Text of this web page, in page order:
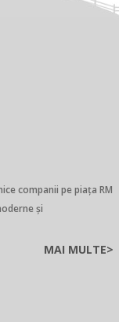
companii pe piaţa RM
și
MAI MULTE>